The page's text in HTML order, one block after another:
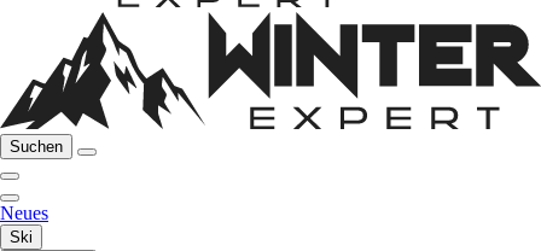
Suchen
Neues
Ski